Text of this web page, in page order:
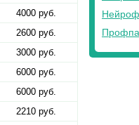
4000 руб.
2600 руб.
3000 руб.
6000 руб.
6000 руб.
2210 руб.